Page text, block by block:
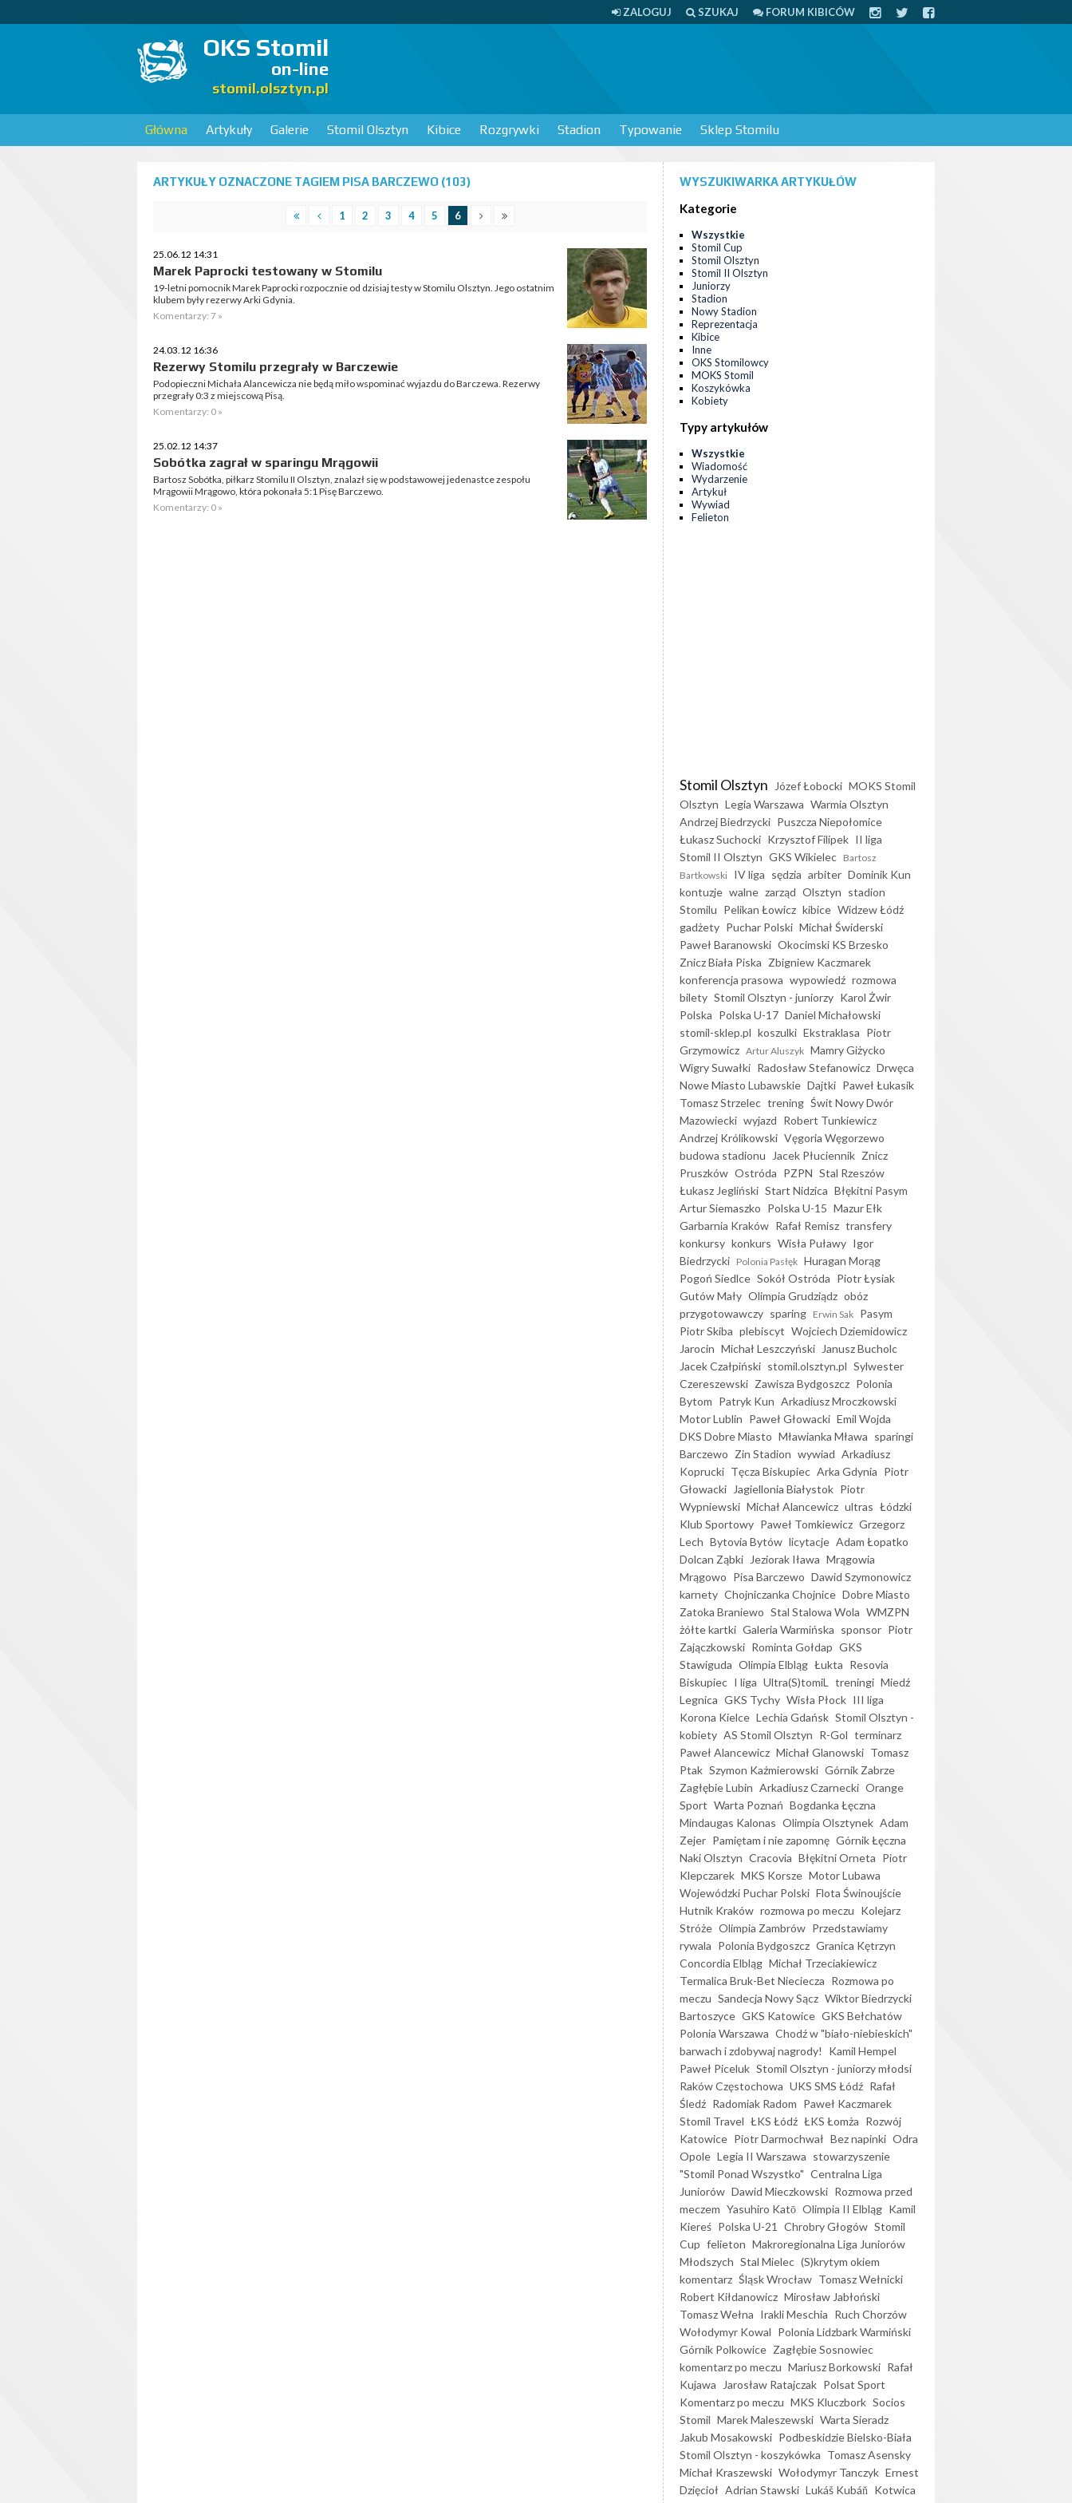
ZALOGUJ SZUKAJ FORUM KIBICÓW
OKS Stomil
on-line
stomil.olsztyn.pl
Główna Artykuły Galerie Stomil Olsztyn Kibice Rozgrywki Stadion Typowanie Sklep Stomilu
ARTYKUŁY OZNACZONE TAGIEM PISA BARCZEWO (103)
1 2 3 4 5 6
25.06.12 14:31
Marek Paprocki testowany w Stomilu
19-letni pomocnik Marek Paprocki rozpocznie od dzisiaj testy w Stomilu Olsztyn. Jego ostatnim
klubem były rezerwy Arki Gdynia.
Komentarzy: 7 »
24.03.12 16:36
Rezerwy Stomilu przegrały w Barczewie
Podopieczni Michała Alancewicza nie będą miło wspominać wyjazdu do Barczewa. Rezerwy
przegrały 0:3 z miejscową Pisą.
Komentarzy: 0 »
25.02.12 14:37
Sobótka zagrał w sparingu Mrągowii
Bartosz Sobótka, piłkarz Stomilu II Olsztyn, znalazł się w podstawowej jedenastce zespołu
Mrągowii Mrągowo, która pokonała 5:1 Pisę Barczewo.
Komentarzy: 0 »
WYSZUKIWARKA ARTYKUŁÓW
Kategorie
Wszystkie
Stomil Cup
Stomil Olsztyn
Stomil II Olsztyn
Juniorzy
Stadion
Nowy Stadion
Reprezentacja
Kibice
Inne
OKS Stomilowcy
MOKS Stomil
Koszykówka
Kobiety
Typy artykułów
Wszystkie
Wiadomość
Wydarzenie
Artykuł
Wywiad
Felieton
Stomil Olsztyn Józef Łobocki MOKS Stomil
Olsztyn Legia Warszawa Warmia Olsztyn
Andrzej Biedrzycki Puszcza Niepołomice
Łukasz Suchocki Krzysztof Filipek II liga
Stomil II Olsztyn GKS Wikielec Bartosz
Bartkowski IV liga sędzia arbiter Dominik Kun
kontuzje walne zarząd Olsztyn stadion
Stomilu Pelikan Łowicz kibice Widzew Łódź
gadżety Puchar Polski Michał Świderski
Paweł Baranowski Okocimski KS Brzesko
Znicz Biała Piska Zbigniew Kaczmarek
konferencja prasowa wypowiedź rozmowa
bilety Stomil Olsztyn - juniorzy Karol Żwir
Polska Polska U-17 Daniel Michałowski
stomil-sklep.pl koszulki Ekstraklasa Piotr
Grzymowicz Artur Aluszyk Mamry Giżycko
Wigry Suwałki Radosław Stefanowicz Drwęca
Nowe Miasto Lubawskie Dajtki Paweł Łukasik
Tomasz Strzelec trening Świt Nowy Dwór
Mazowiecki wyjazd Robert Tunkiewicz
Andrzej Królikowski Vęgoria Węgorzewo
budowa stadionu
Jacek Płuciennik Znicz
Pruszków Ostróda PZPN Stal Rzeszów
Łukasz Jegliński Start Nidzica Błękitni Pasym
Artur Siemaszko Polska U-15 Mazur Ełk
Garbarnia Kraków Rafał Remisz transfery
konkursy konkurs Wisła Puławy Igor
Biedrzycki Polonia Pasłęk Huragan Morąg
Pogoń Siedlce Sokół Ostróda Piotr Łysiak
Gutów Mały Olimpia Grudziądz obóz
przygotowawczy sparing Erwin Sak Pasym
Piotr Skiba plebiscyt Wojciech Dziemidowicz
Jarocin Michał Leszczyński
Janusz Bucholc
Jacek Czałpiński stomil.olsztyn.pl Sylwester
Czereszewski Zawisza Bydgoszcz Polonia
Bytom Patryk Kun Arkadiusz Mroczkowski
Motor Lublin Paweł Głowacki Emil Wojda
DKS Dobre Miasto Mławianka Mława sparingi
Barczewo Zin Stadion wywiad Arkadiusz
Koprucki Tęcza Biskupiec Arka Gdynia Piotr
Głowacki
Jagiellonia Białystok Piotr
Wypniewski Michał Alancewicz ultras Łódzki
Klub Sportowy Paweł Tomkiewicz Grzegorz
Lech Bytovia Bytów licytacje Adam Łopatko
Dolcan Ząbki
Jeziorak Iława Mrągowia
Mrągowo Pisa Barczewo Dawid Szymonowicz
karnety Chojniczanka Chojnice Dobre Miasto
Zatoka Braniewo Stal Stalowa Wola WMZPN
żółte kartki Galeria Warmińska sponsor Piotr
Zajączkowski Rominta Gołdap GKS
Stawiguda Olimpia Elbląg Łukta Resovia
Biskupiec I liga Ultra(S)tomiL treningi Miedź
Legnica GKS Tychy Wisła Płock III liga
Korona Kielce Lechia Gdańsk Stomil Olsztyn -
kobiety AS Stomil Olsztyn R-Gol terminarz
Paweł Alancewicz Michał Glanowski Tomasz
Ptak Szymon Kaźmierowski Górnik Zabrze
Zagłębie Lubin Arkadiusz Czarnecki Orange
Sport Warta Poznań Bogdanka Łęczna
Mindaugas Kalonas Olimpia Olsztynek Adam
Zejer Pamiętam i nie zapomnę Górnik Łęczna
Naki Olsztyn Cracovia Błękitni Orneta Piotr
Klepczarek MKS Korsze Motor Lubawa
Wojewódzki Puchar Polski Flota Świnoujście
Hutnik Kraków rozmowa po meczu Kolejarz
Stróże Olimpia Zambrów Przedstawiamy
rywala Polonia Bydgoszcz Granica Kętrzyn
Concordia Elbląg Michał Trzeciakiewicz
Termalica Bruk-Bet Nieciecza Rozmowa po
meczu Sandecja Nowy Sącz Wiktor Biedrzycki
Bartoszyce GKS Katowice GKS Bełchatów
Polonia Warszawa Chodź w "biało-niebieskich"
barwach i zdobywaj nagrody!
Kamil Hempel
Paweł Piceluk Stomil Olsztyn - juniorzy młodsi
Raków Częstochowa UKS SMS Łódź Rafał
Śledź Radomiak Radom Paweł Kaczmarek
Stomil Travel ŁKS Łódź ŁKS Łomża Rozwój
Katowice Piotr Darmochwał Bez napinki Odra
Opole Legia II Warszawa stowarzyszenie
"Stomil Ponad Wszystko" Centralna Liga
Juniorów Dawid Mieczkowski Rozmowa przed
meczem Yasuhiro Katō Olimpia II Elbląg Kamil
Kiereś Polska U-21 Chrobry Głogów Stomil
Cup felieton Makroregionalna Liga Juniorów
Młodszych Stal Mielec (S)krytym okiem
komentarz Śląsk Wrocław Tomasz Wełnicki
Robert Kiłdanowicz Mirosław Jabłoński
Tomasz Wełna Irakli Meschia Ruch Chorzów
Wołodymyr Kowal Polonia Lidzbark Warmiński
Górnik Polkowice Zagłębie Sosnowiec
komentarz po meczu Mariusz Borkowski Rafał
Kujawa
Jarosław Ratajczak Polsat Sport
Komentarz po meczu MKS Kluczbork Socios
Stomil Marek Maleszewski Warta Sieradz
Jakub Mosakowski Podbeskidzie Bielsko-Biała
Stomil Olsztyn - koszykówka Tomasz Asensky
Michał Kraszewski Wołodymyr Tanczyk Ernest
Dzięcioł Adrian Stawski Lukáš Kubáň Kotwica